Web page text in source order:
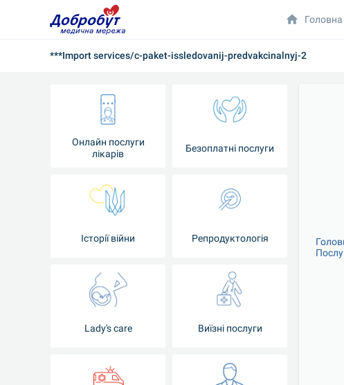
***Import services/c-paket-issledovanij-predvakcinalnyj-2
Онлайн послуги
лікарів
Безоплатні послуги
Історії війни Репродуктологія
Lady's care Виїзні послуги
Головна